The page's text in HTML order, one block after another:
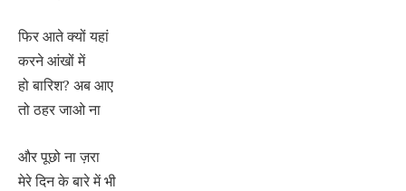
फिर आते क्यों यहां
करने आंखों में
हो बारिश? अब आए
तो ठहर जाओ ना
और पूछो ना ज़रा
मेरे दिन के बारे में भी